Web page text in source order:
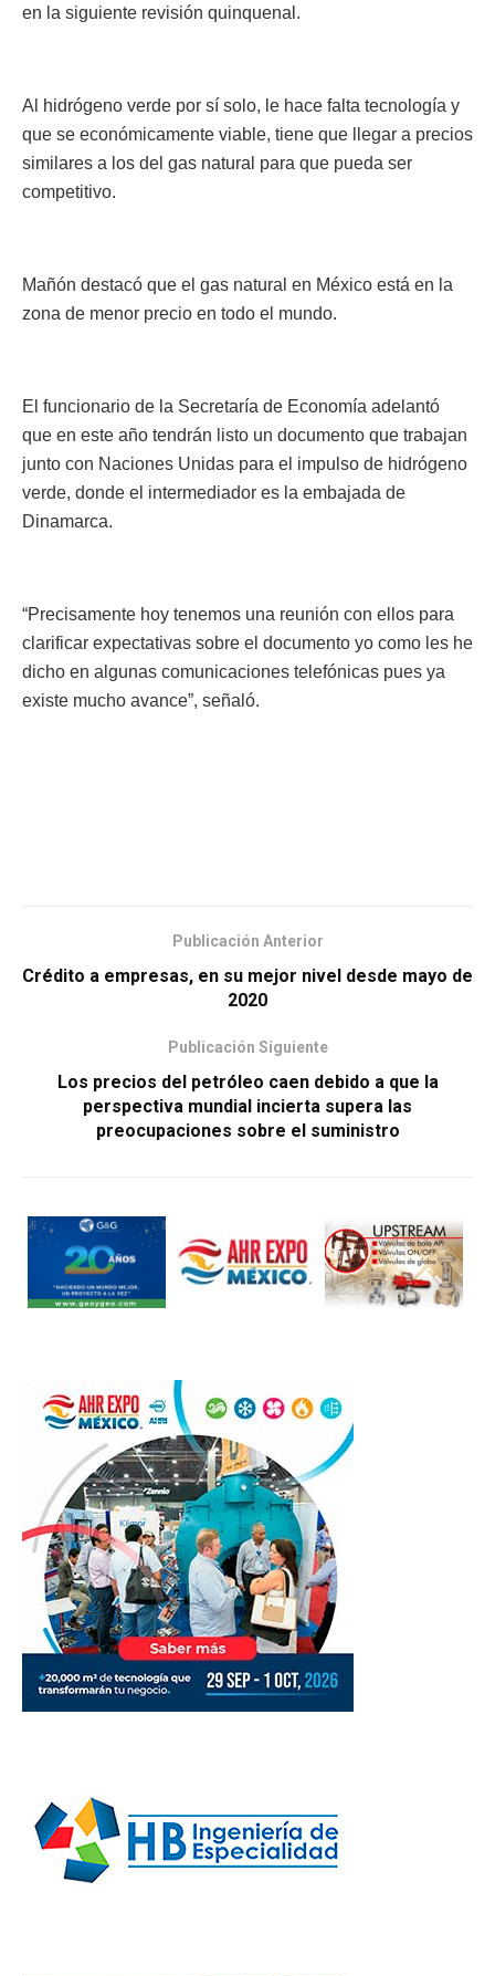
en la siguiente revisión quinquenal.
Al hidrógeno verde por sí solo, le hace falta tecnología y
que se económicamente viable, tiene que llegar a precios
similares a los del gas natural para que pueda ser
competitivo.
Mañón destacó que el gas natural en México está en la
zona de menor precio en todo el mundo.
El funcionario de la Secretaría de Economía adelantó
que en este año tendrán listo un documento que trabajan
junto con Naciones Unidas para el impulso de hidrógeno
verde, donde el intermediador es la embajada de
Dinamarca.
“Precisamente hoy tenemos una reunión con ellos para
clarificar expectativas sobre el documento yo como les he
dicho en algunas comunicaciones telefónicas pues ya
existe mucho avance”, señaló.
Publicación Anterior
Crédito a empresas, en su mejor nivel desde mayo de
2020
Publicación Siguiente
Los precios del petróleo caen debido a que la
perspectiva mundial incierta supera las
preocupaciones sobre el suministro